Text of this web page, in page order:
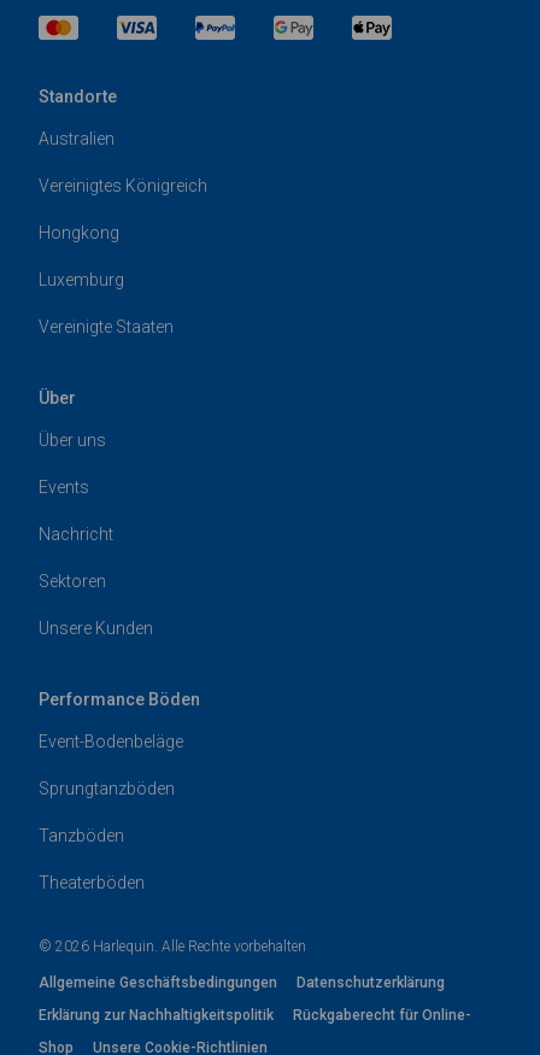
Standorte
Australien
Vereinigtes Königreich
Hongkong
Luxemburg
Vereinigte Staaten
Über
Über uns
Events
Nachricht
Sektoren
Unsere Kunden
Performance Böden
Event-Bodenbeläge
Sprungtanzböden
Tanzböden
Theaterböden
© 2026 Harlequin. Alle Rechte vorbehalten
Allgemeine Geschäftsbedingungen
Datenschutzerklärung
Erklärung zur Nachhaltigkeitspolitik
Rückgaberecht für Online-
Shop
Unsere Cookie-Richtlinien